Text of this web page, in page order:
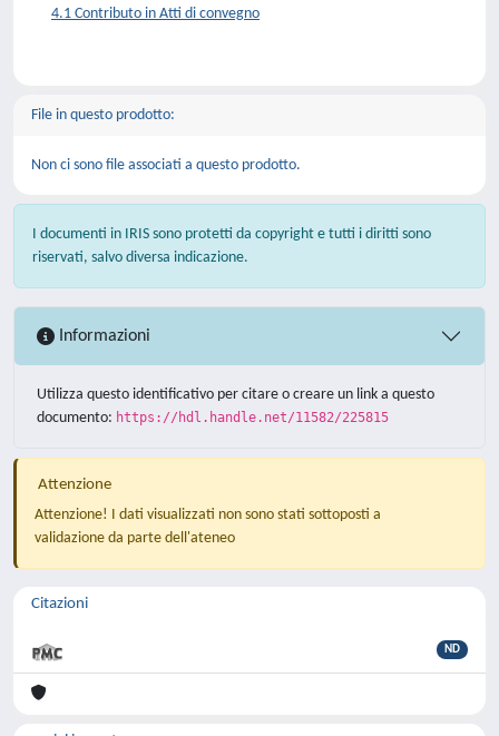
4.1 Contributo in Atti di convegno
File in questo prodotto:
Non ci sono file associati a questo prodotto.
I documenti in IRIS sono protetti da copyright e tutti i diritti sono
riservati, salvo diversa indicazione.
Informazioni
Utilizza questo identificativo per citare o creare un link a questo
documento: https://hdl.handle.net/11582/225815
Attenzione
Attenzione! I dati visualizzati non sono stati sottoposti a
validazione da parte dell'ateneo
Citazioni
ND